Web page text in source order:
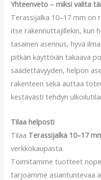
Yhteenveto – miksi valita
Terassijalka 10–17 mm on
itse rakennuttajillekin, kun
tasainen asennus, hyvä
pitkän käyttöiän takaava
säädettävyyden, helpon
rakenteen sekä auttaa
kestävästi tehdyn
Tilaa helposti
Tilaa Terassijalka 10–17
verkkokaupasta.
Toimitamme tuotteet
tarjoamme asiantuntevaa